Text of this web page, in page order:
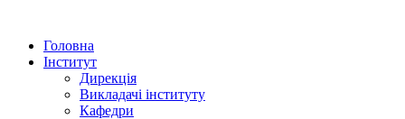
Головна
Інститут
Дирекція
Викладачі інституту
Кафедри